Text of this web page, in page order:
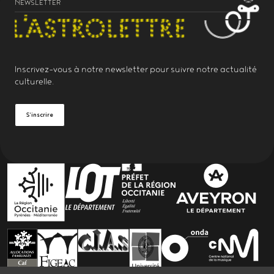
NEWSLETTER
Inscrivez-vous à notre newsletter pour suivre notre actualité
culturelle.
S'inscrire
PARTENAIRES